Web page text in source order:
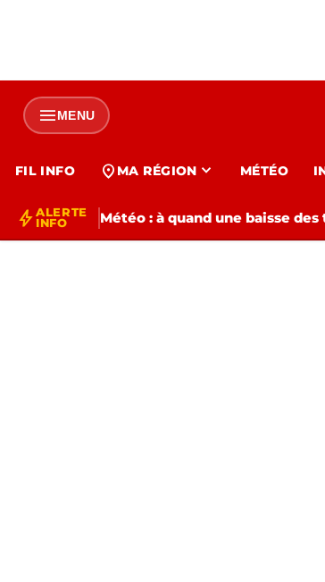
menuMENU
FIL INFO location_on MA RÉGION expand_more MÉTÉO
bolt ALERTE
INFO
Météo : à quand une baisse